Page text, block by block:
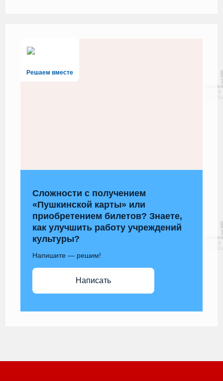
Решаем вместе
Сложности с получением
«Пушкинской карты» или
приобретением билетов? Знаете,
как улучшить работу учреждений
культуры?
Напишите — решим!
Написать